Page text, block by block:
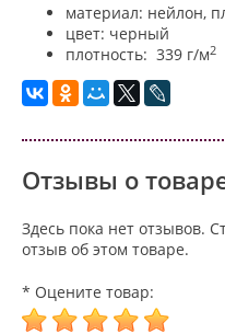
материал: нейлон,
цвет: черный
плотность: 339 г/м2
Отзывы о
Здесь пока нет отзывов.
отзыв об этом товаре.
* Оцените товар: